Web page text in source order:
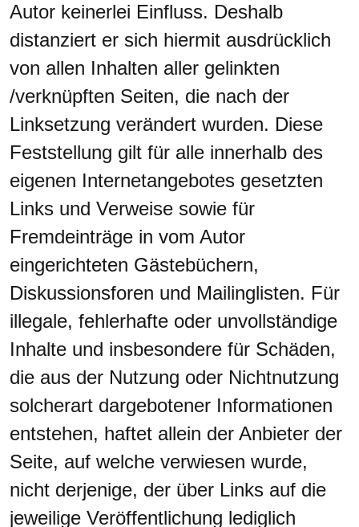
Autor keinerlei Einfluss. Deshalb
distanziert er sich hiermit ausdrücklich
von allen Inhalten aller gelinkten
/verknüpften Seiten, die nach der
Linksetzung verändert wurden. Diese
Feststellung gilt für alle innerhalb des
eigenen Internetangebotes gesetzten
Links und Verweise sowie für
Fremdeinträge in vom Autor
eingerichteten Gästebüchern,
Diskussionsforen und Mailinglisten. Für
illegale, fehlerhafte oder unvollständige
Inhalte und insbesondere für Schäden,
die aus der Nutzung oder Nichtnutzung
solcherart dargebotener Informationen
entstehen, haftet allein der Anbieter der
Seite, auf welche verwiesen wurde,
nicht derjenige, der über Links auf die
jeweilige Veröffentlichung lediglich